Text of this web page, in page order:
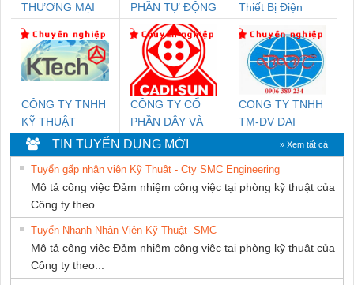
THƯƠNG MẠI
THUẬT ĐIỆN CƠ
GIA HƯNG PHÁT
PHẦN TỰ ĐỘNG
TIẾN HƯNG
Thiết Bị Điện
CÔNG TY TNHH
KỸ THUẬT
KTECH VIỆT
NAM
CÔNG TY CỔ
PHẦN DÂY VÀ
CÁP ĐIỆN
THƯỢNG ĐÌNH
CONG TY TNHH
TM-DV DAI
DONG THANH
TIN TUYỂN DỤNG MỚI » Xem tất cả
Tuyển gấp nhân viên Kỹ Thuật - Cty SMC Engineering
Mô tả công việc Đảm nhiệm công việc tại phòng kỹ thuật của
Công ty theo...
Tuyển Nhanh Nhân Viên Kỹ Thuật- SMC
Mô tả công việc Đảm nhiệm công việc tại phòng kỹ thuật của
Công ty theo...